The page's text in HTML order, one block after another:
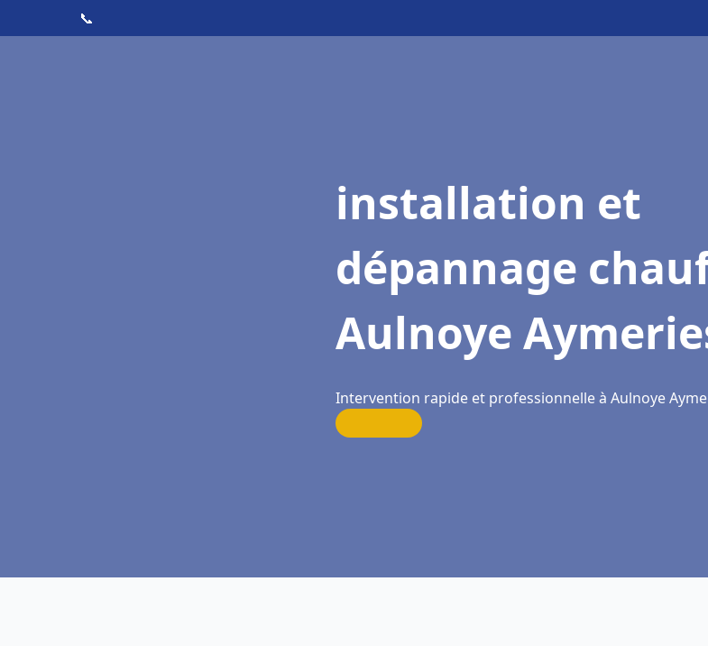
📞
installation et
dépannage
Aulnoye
Intervention rapide et professionnelle à Aulnoye